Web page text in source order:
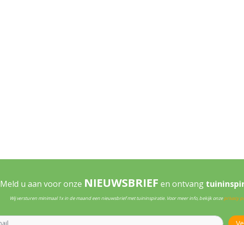
Meld u aan voor onze NIEUWSBRIEF en ontvang
Wij versturen minimaal 1x in de maand een nieuwsbrief met tuininspiratie. Voor meer info, bekijk onzeprivacy